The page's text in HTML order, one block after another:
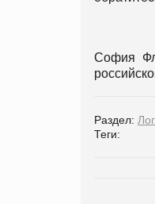
София
Раздел:
Теги: